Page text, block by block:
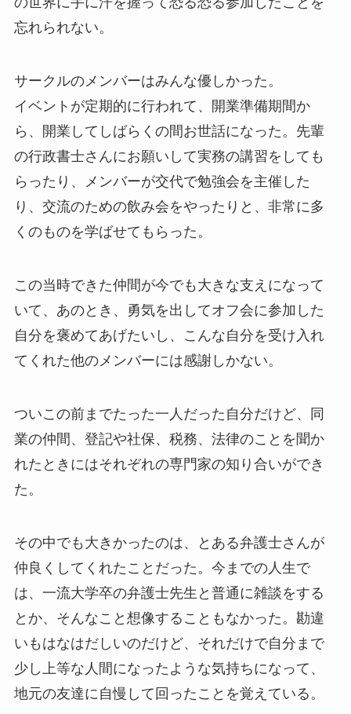
忘れられない。
サークルのメンバーはみんな優しかった。
イベントが定期的に行われて、開業準備期間か
ら、開業してしばらくの間お世話になった。先輩
の行政書士さんにお願いして実務の講習をしても
らったり、メンバーが交代で勉強会を主催した
り、交流のための飲み会をやったりと、非常に多
くのものを学ばせてもらった。
この当時できた仲間が今でも大きな支えになって
いて、あのとき、勇気を出してオフ会に参加した
自分を褒めてあげたいし、こんな自分を受け入れ
てくれた他のメンバーには感謝しかない。
ついこの前までたった一人だった自分だけど、同
業の仲間、登記や社保、税務、法律のことを聞か
れたときにはそれぞれの専門家の知り合いができ
た。
その中でも大きかったのは、とある弁護士さんが
仲良くしてくれたことだった。今までの人生で
は、一流大学卒の弁護士先生と普通に雑談をする
とか、そんなこと想像することもなかった。勘違
いもはなはだしいのだけど、それだけで自分まで
少し上等な人間になったような気持ちになって、
地元の友達に自慢して回ったことを覚えている。